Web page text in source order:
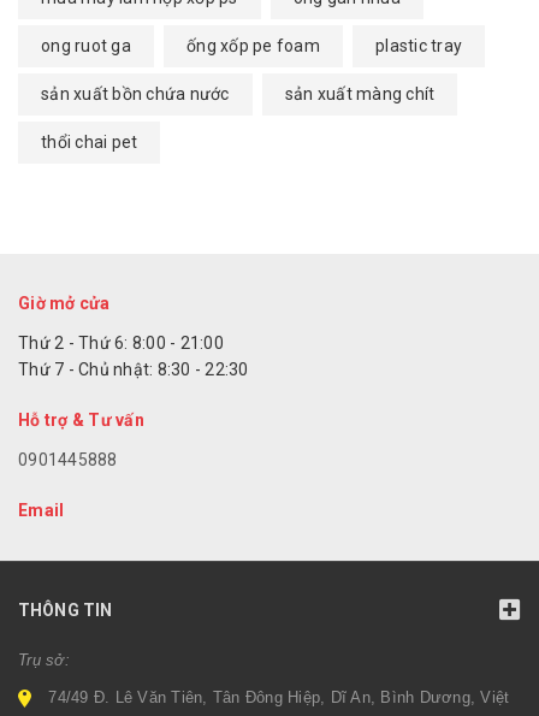
ong ruot ga ống xốp pe foam plastic tray
sản xuất bồn chứa nước sản xuất màng chít
thổi chai pet
Giờ mở cửa
Thứ 2 - Thứ 6: 8:00 - 21:00
Thứ 7 - Chủ nhật: 8:30 - 22:30
Hỗ trợ & Tư vấn
0901445888
Email
THÔNG TIN
Trụ sở:
74/49 Đ. Lê Văn Tiên, Tân Đông Hiệp, Dĩ An, Bình Dương, Việt